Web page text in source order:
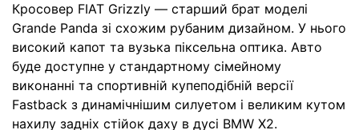
Кросовер FIAT Grizzly — старший брат моделі
Grande Panda зі схожим рубаним дизайном. У нього
високий капот та вузька піксельна оптика. Авто
буде доступне у стандартному сімейному
виконанні та спортивній купеподібній версії
Fastback з динамічнішим силуетом і великим кутом
нахилу задніх стійок даху в дусі BMW X2.